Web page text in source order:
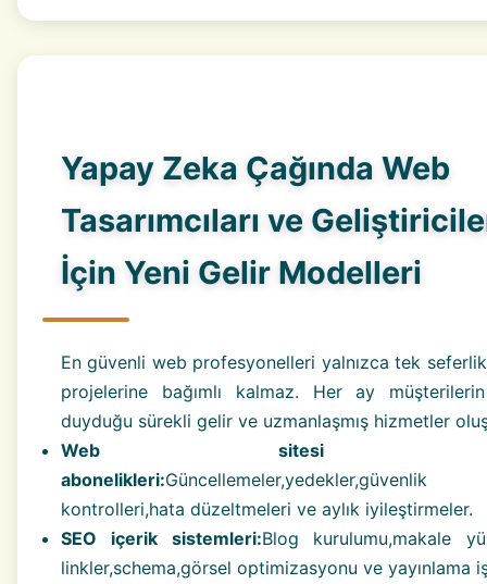
Yapay Zeka Çağında Web
Tasarımcıları ve
İçin Yeni Gelir Modelleri
En güvenli web profesyonelleri yalnızca tek seferlik
projelerine bağımlı kalmaz. Her ay
duyduğu sürekli gelir ve uzmanlaşmış hizmetler
Web sitesi
abonelikleri:Güncellemeler,yedekler,güvenlik
kontrolleri,hata düzeltmeleri ve aylık iyileştirmeler.
SEO içerik sistemleri:Blog kurulumu,makale
linkler,schema,görsel optimizasyonu ve yayınlama iş